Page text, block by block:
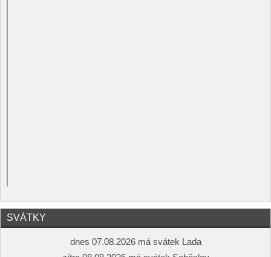
SVÁTKY
dnes 07.08.2026 má svátek Lada